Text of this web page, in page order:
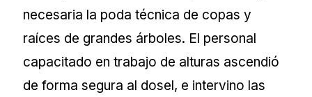
necesaria la poda técnica de copas y
raíces de grandes árboles. El personal
capacitado en trabajo de alturas ascendió
de forma segura al dosel, e intervino las